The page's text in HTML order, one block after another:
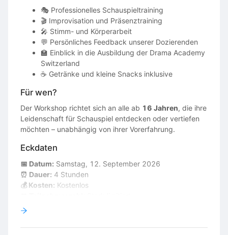
🎭 Professionelles Schauspieltraining
🎬 Improvisation und Präsenztraining
🎤 Stimm- und Körperarbeit
💬 Persönliches Feedback unserer Dozierenden
🏫 Einblick in die Ausbildung der Drama Academy
Switzerland
☕ Getränke und kleine Snacks inklusive
Für wen?
Der Workshop richtet sich an alle ab 16 Jahren, die ihre
Leidenschaft für Schauspiel entdecken oder vertiefen
möchten – unabhängig von ihrer Vorerfahrung.
Eckdaten
📅 Datum: Samstag, 12. September 2026
⏰ Dauer: 4 Stunden
💰 Kosten: Kostenlos
Anmeldung
Die Teilnahme ist kostenlos, eine vorherige Anmeldung